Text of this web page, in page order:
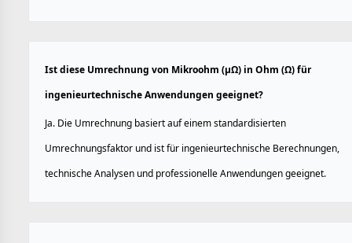
Ist diese Umrechnung von Mikroohm (µΩ) in Ohm (Ω) für
ingenieurtechnische Anwendungen geeignet?
Ja. Die Umrechnung basiert auf einem standardisierten
Umrechnungsfaktor und ist für ingenieurtechnische Berechnungen,
technische Analysen und professionelle Anwendungen geeignet.